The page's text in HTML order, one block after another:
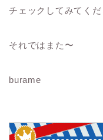
チェックしてみてくだ
それではまた〜
burame